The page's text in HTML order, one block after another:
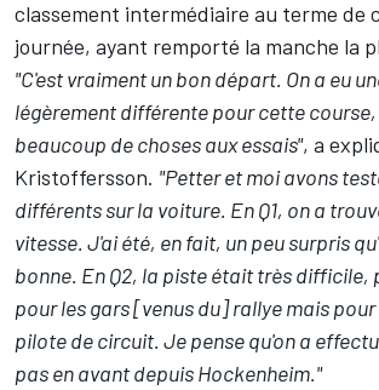
classement intermédiaire au terme de
journée, ayant remporté la manche la
"C'est vraiment un bon départ. On a eu
légèrement différente pour cette course,
beaucoup de choses aux essais", a
Kristoffersson. "Petter et moi avons
différents sur la voiture. En Q1, on a
vitesse. J'ai été, en fait, un peu surpris
bonne. En Q2, la piste était très
pour les gars [venus du] rallye mais
pilote de circuit. Je pense qu'on a
pas en avant depuis Hockenheim."